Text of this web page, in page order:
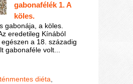
gabonafélék 1. A
köles.
gabonája, a köles.
eredetileg Kínából
a 18. századig
gabonaféle volt...
diéta,